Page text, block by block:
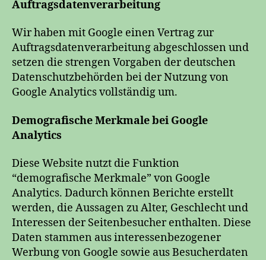
Auftragsdatenverarbeitung
Wir haben mit Google einen Vertrag zur
Auftragsdatenverarbeitung abgeschlossen und
setzen die strengen Vorgaben der deutschen
Datenschutzbehörden bei der Nutzung von
Google Analytics vollständig um.
Demografische Merkmale bei Google
Analytics
Diese Website nutzt die Funktion
“demografische Merkmale” von Google
Analytics. Dadurch können Berichte erstellt
werden, die Aussagen zu Alter, Geschlecht und
Interessen der Seitenbesucher enthalten. Diese
Daten stammen aus interessenbezogener
Werbung von Google sowie aus Besucherdaten